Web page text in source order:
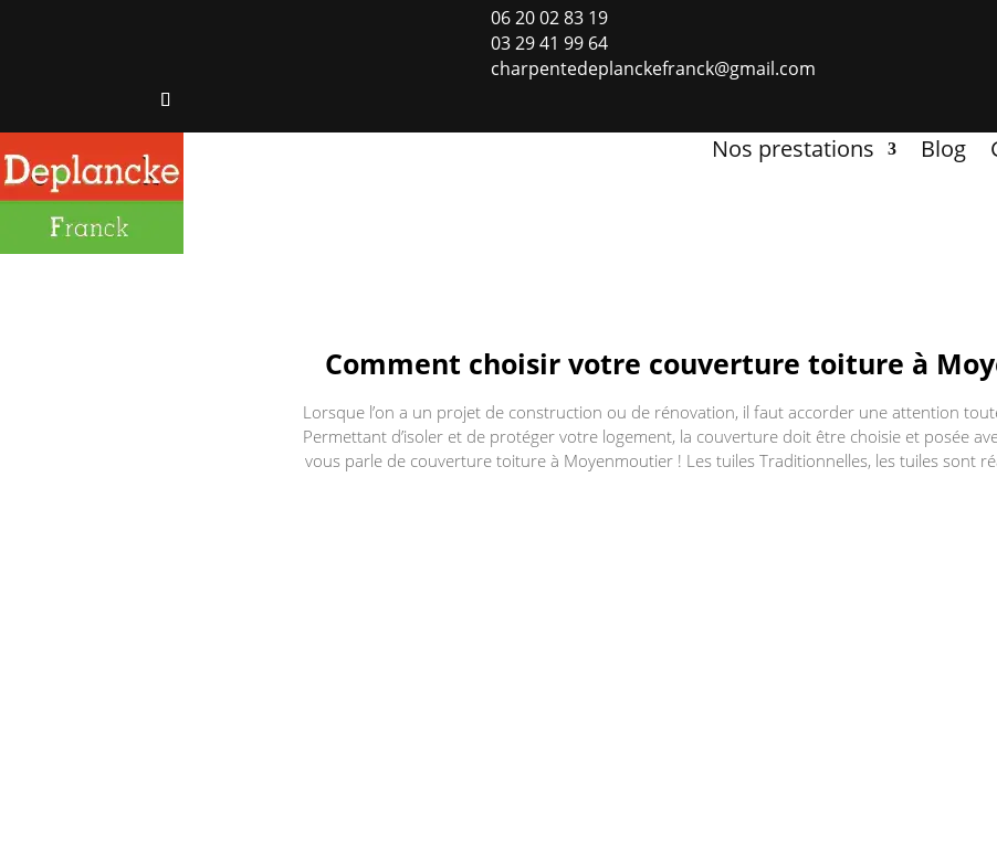
06 20 02 83 19
03 29 41 99 64
charpentedeplanckefranck@gmail.com
Nos prestations Blog
Comment choisir votre couverture toiture à
Lorsque l’on a un projet de construction ou de rénovation, il faut accorder une attention
Permettant d’isoler et de protéger votre logement, la couverture doit être choisie et posée
vous parle de couverture toiture à Moyenmoutier ! Les tuiles Traditionnelles, les tuiles sont